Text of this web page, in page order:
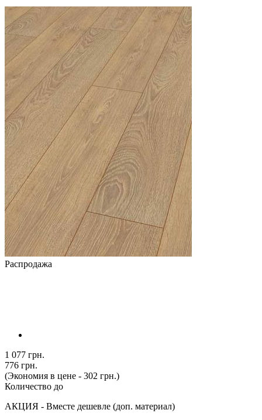
Распродажа
1 077 грн.
776 грн.
(Экономия в цене - 302 грн.)
Количество до
АКЦИЯ - Вместе дешевле (доп. материал)